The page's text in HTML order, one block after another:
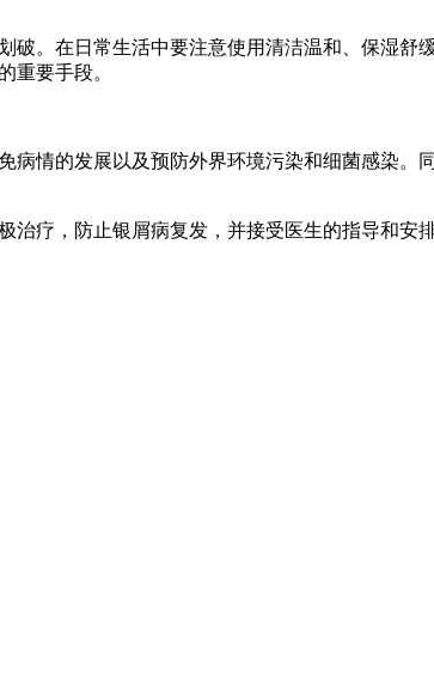
破。在日常生活中要注意使用清洁温和、保湿舒
重要手段。
情的发展以及预防外界环境污染和细菌感染。
疗，防止银屑病复发，并接受医生的指导和安